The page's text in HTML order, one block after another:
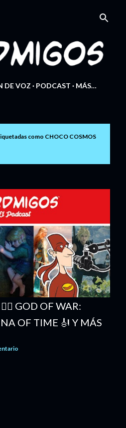
DE VOZ PODCAST MÁS…
como CHOCO COSMOS
GOD OF WAR:
OF TIME 🎻 Y MÁS